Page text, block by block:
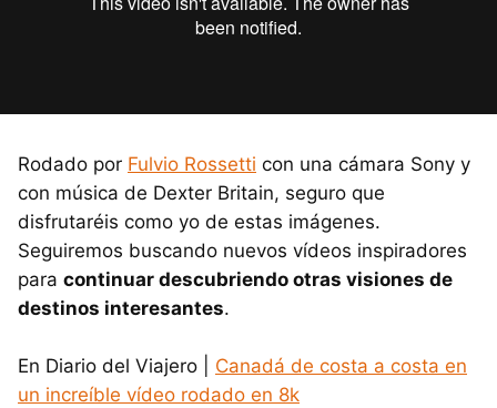
Rodado por Fulvio Rossetti con una cámara Sony y
con música de Dexter Britain, seguro que
disfrutaréis como yo de estas imágenes.
Seguiremos buscando nuevos vídeos inspiradores
para continuar descubriendo otras visiones de
destinos interesantes.
En Diario del Viajero | Canadá de costa a costa en
un increíble vídeo rodado en 8k